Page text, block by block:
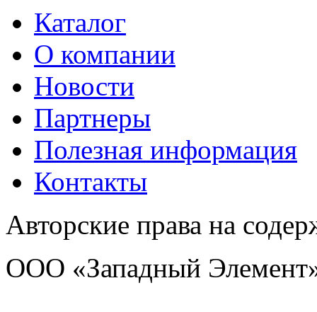
Каталог
O компании
Новости
Партнеры
Полезная информация
Контакты
Авторские права на
ООО «Западный